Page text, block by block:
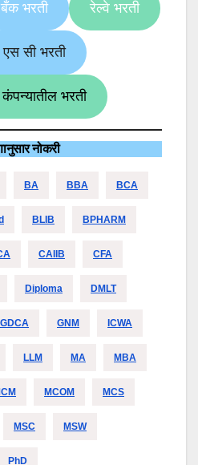
बँक भरती रेल्वे भरती
एस सी भरती
कंपन्यातील भरती
नोकरी
BA BBA BCA
BLIB BPHARM
CAIIB CFA
Diploma DMLT
GDCA GNM ICWA
LLM MA MBA
MCOM MCS
MSC MSW
PhD